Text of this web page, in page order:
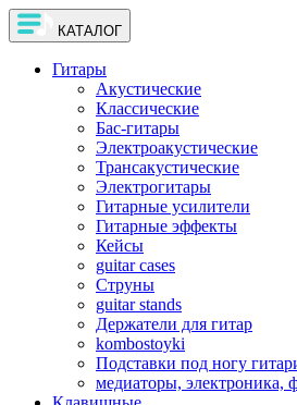
КАТАЛОГ
Гитары
Акустические
Классические
Бас-гитары
Электроакустические
Трансакустические
Электрогитары
Гитарные усилители
Гитарные эффекты
Кейсы
guitar cases
Струны
guitar stands
Держатели для гитар
kombostoyki
Подставки под ногу
медиаторы, электроника,